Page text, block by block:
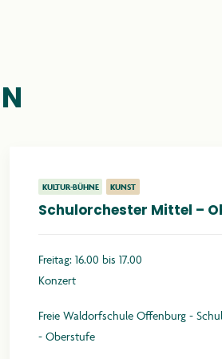
KULTUR-BÜHNE KUNST
Schulorchester Mittel –
Freitag: 16.00 bis 17.00
Konzert
Freie Waldorfschule Offenburg -
- Oberstufe